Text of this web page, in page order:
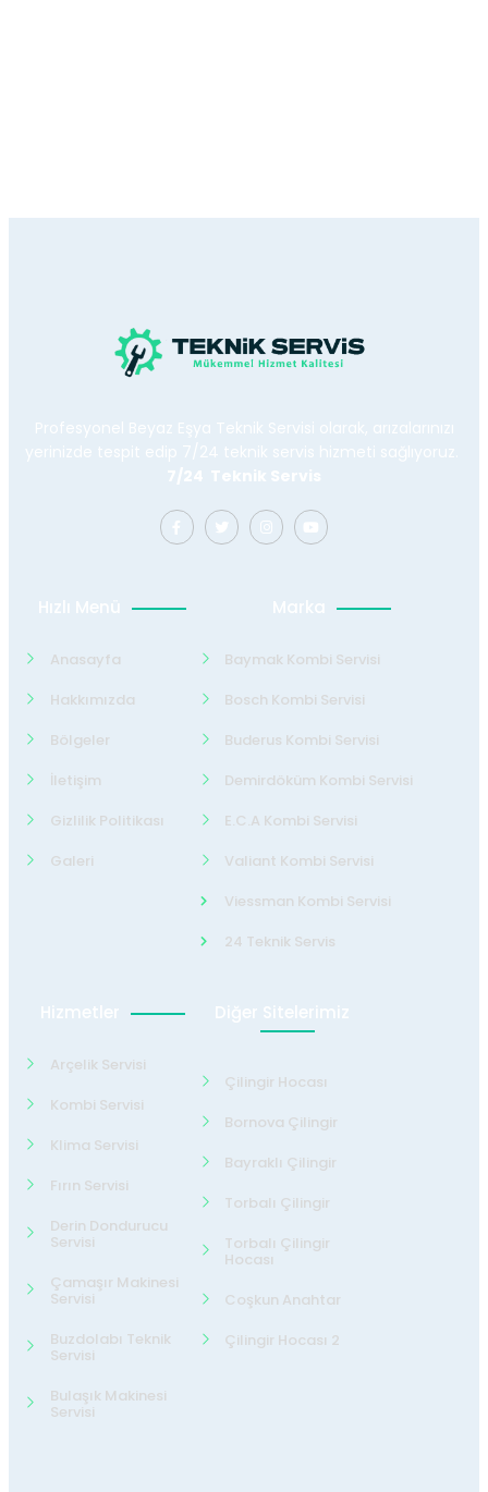
Profesyonel Beyaz Eşya Teknik Servisi olarak, arızalarınızı
yerinizde tespit edip 7/24 teknik servis hizmeti sağlıyoruz.
7/24 Teknik Servis
Hızlı Menü
Anasayfa
Hakkımızda
Bölgeler
İletişim
Gizlilik Politikası
Galeri
Marka
Baymak Kombi Servisi
Bosch Kombi Servisi
Buderus Kombi Servisi
Demirdöküm Kombi Servisi
E.C.A Kombi Servisi
Valiant Kombi Servisi
Viessman Kombi Servisi
24 Teknik Servis
Hizmetler
Arçelik Servisi
Kombi Servisi
Klima Servisi
Fırın Servisi
Derin Dondurucu
Servisi
Çamaşır Makinesi
Servisi
Buzdolabı Teknik
Servisi
Bulaşık Makinesi
Servisi
Diğer Sitelerimiz
Çilingir Hocası
Bornova Çilingir
Bayraklı Çilingir
Torbalı Çilingir
Torbalı Çilingir
Hocası
Coşkun Anahtar
Çilingir Hocası 2